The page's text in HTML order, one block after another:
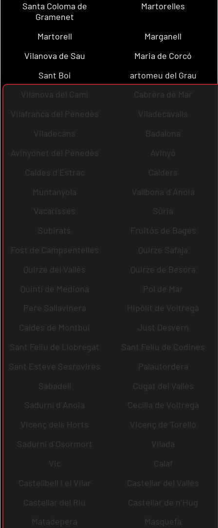
Santa Coloma de
Gramenet
Martorelles
Martorell
Marganell
Vilanova de Sau
Maria de Corcó
Sant Boi
artomeu del Grau
Vilanova del Camí
Cabrera de Mar
Vilafranca del Penedès
Viladecavalls
Viladecans
Badalona
Avinyonet del Penedès
Avinyó
Caldes d´Estrac
Calders
Muntanyola
Vallbona d´Anoia
Vacarisses
Súria
Subirats
Fruitós de Bages
Fost de Campsentelles
Quirze Safaja
Quirze del Vallès
Quirze de Besora
Quintí de Mediona
Pol de Mar
Pere Sallavinera
Hipòlit de Voltregà
Caldes de Montbui
Just Desvern
Sant Feliu de Llobregat
Sant Feliu de Codines
Sant Esteve Sesrovires
Palautordera
Sabadell
Cugat del Vallès
Sadurní d´Anoia
Cecília de Voltregà
Vicenç dels Horts
Vicenç de Torelló
Sadurní d´Osormort
Vilada
Vic
Calaf
Castellbell i el Vilar
Castellar del Vallès
Castellar del Riu
Castellar de n´Hug
Matadepera
Masquefa